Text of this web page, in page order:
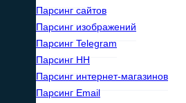
Парсинг сайтов
Парсинг изображений
Парсинг Telegram
Парсинг HH
Парсинг интернет-магазинов
Парсинг Email